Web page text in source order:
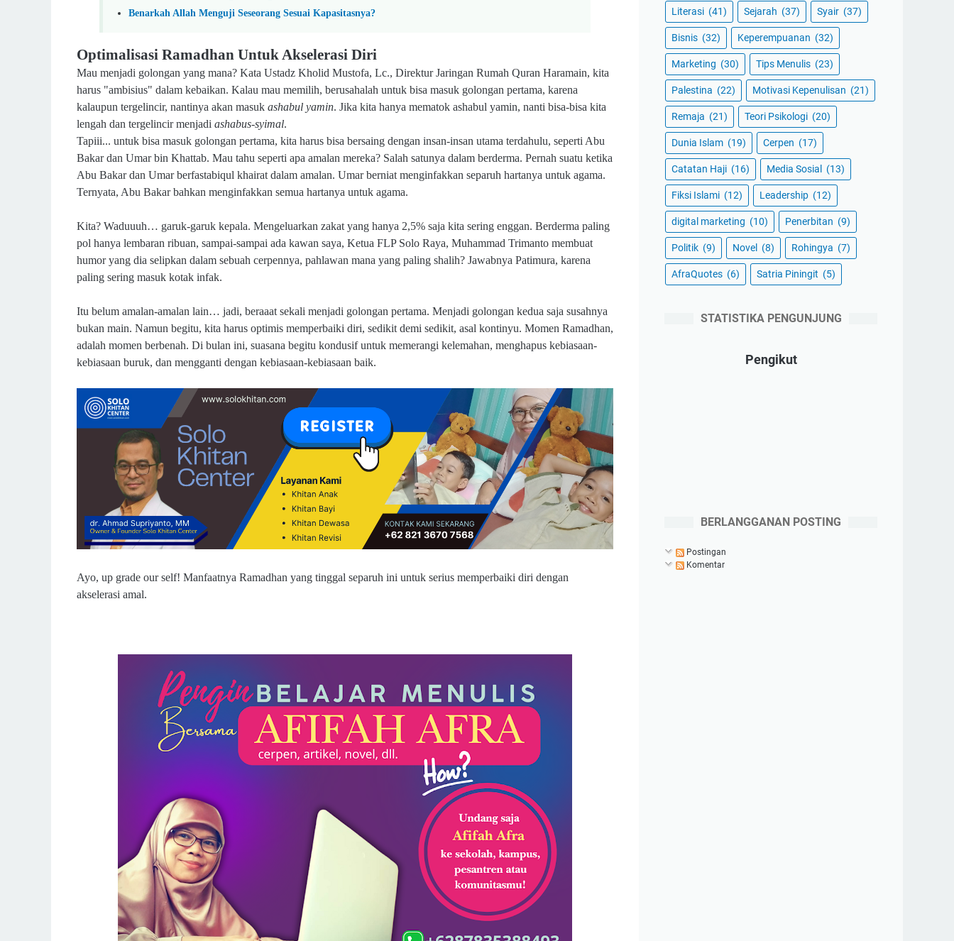
Benarkah Allah Menguji Seseorang Sesuai Kapasitasnya?
Optimalisasi Ramadhan Untuk Akselerasi Diri
Mau menjadi golongan yang mana? Kata Ustadz Kholid Mustofa, Lc., Direktur Jaringan Rumah Quran Haramain, kita
harus "ambisius" dalam kebaikan. Kalau mau memilih, berusahalah untuk bisa masuk golongan pertama, karena
kalaupun tergelincir, nantinya akan masuk ashabul yamin. Jika kita hanya mematok ashabul yamin, nanti bisa-bisa kita
lengah dan tergelincir menjadi ashabus-syimal.
Tapiii... untuk bisa masuk golongan pertama, kita harus bisa bersaing dengan insan-insan utama terdahulu, seperti Abu
Bakar dan Umar bin Khattab. Mau tahu seperti apa amalan mereka? Salah satunya dalam berderma. Pernah suatu ketika
Abu Bakar dan Umar berfastabiqul khairat dalam amalan. Umar berniat menginfakkan separuh hartanya untuk agama.
Ternyata, Abu Bakar bahkan menginfakkan semua hartanya untuk agama.
Kita? Waduuuh… garuk-garuk kepala. Mengeluarkan zakat yang hanya 2,5% saja kita sering enggan. Berderma paling
pol hanya lembaran ribuan, sampai-sampai ada kawan saya, Ketua FLP Solo Raya, Muhammad Trimanto membuat
humor yang dia selipkan dalam sebuah cerpennya, pahlawan mana yang paling shalih? Jawabnya Patimura, karena
paling sering masuk kotak infak.
Itu belum amalan-amalan lain… jadi, beraaat sekali menjadi golongan pertama. Menjadi golongan kedua saja susahnya
bukan main. Namun begitu, kita harus optimis memperbaiki diri, sedikit demi sedikit, asal kontinyu. Momen Ramadhan,
adalah momen berbenah. Di bulan ini, suasana begitu kondusif untuk memerangi kelemahan, menghapus kebiasaan-
kebiasaan buruk, dan mengganti dengan kebiasaan-kebiasaan baik.
Ayo, up grade our self! Manfaatnya Ramadhan yang tinggal separuh ini untuk serius memperbaiki diri dengan
akselerasi amal.
Literasi (41) Sejarah (37) Syair (37)
Bisnis (32) Keperempuanan (32)
Marketing (30) Tips Menulis (23)
Palestina (22) Motivasi Kepenulisan (21)
Remaja (21) Teori Psikologi (20)
Dunia Islam (19) Cerpen (17)
Catatan Haji (16) Media Sosial (13)
Fiksi Islami (12) Leadership (12)
digital marketing (10) Penerbitan (9)
Politik (9) Novel (8) Rohingya (7)
AfraQuotes (6) Satria Piningit (5)
STATISTIKA PENGUNJUNG
Pengikut
BERLANGGANAN POSTING
Postingan
Komentar